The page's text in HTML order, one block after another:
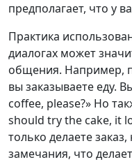
предполагает, что у
Практика
диалогах может
общения. Например,
вы заказываете еду.
coffee, please?» Но
should try the cake, it
только делаете
замечания, что